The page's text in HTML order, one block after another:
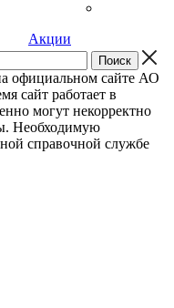
Акции
официальном сайте АО
сайт работает в
могут некорректно
Необходимую
справочной службе